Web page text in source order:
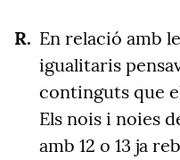
En relació amb
igualitaris
continguts que
Els nois i noies
amb 12 o 13 ja